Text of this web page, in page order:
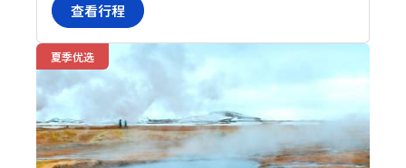
查看行程
夏季优选